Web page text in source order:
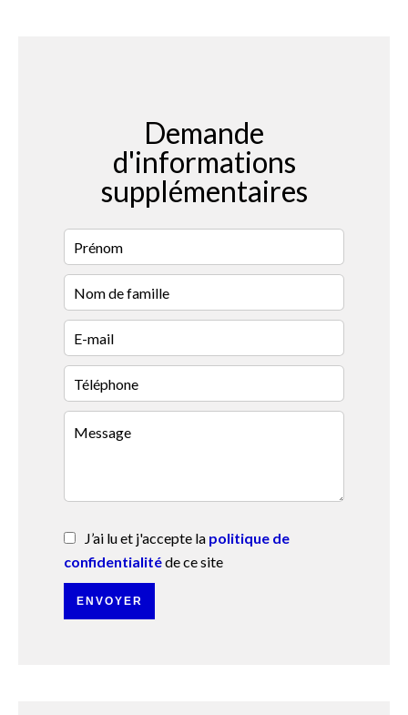
Demande
d'informations
supplémentaires
J’ai lu et j'accepte la politique de
confidentialitéde ce site
ENVOYER